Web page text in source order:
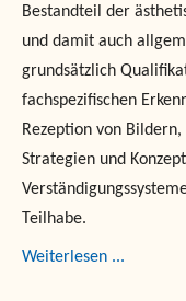
Bestandteil der
und damit auch
grundsätzlich
fachspezifischen
Rezeption von
Strategien und
Teilhabe.
Weiterlesen ...